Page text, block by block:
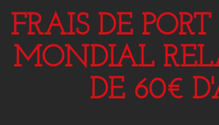
FRAIS DE
MONDIAL
DE 60€